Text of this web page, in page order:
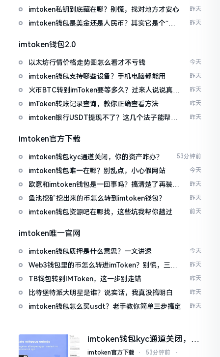
imtoken私钥到底藏在哪？别慌，找对地方才安心 昨天
imtoken钱包是美金还是人民币？其实它是个“多
昨天
imtoken钱包2.0
以太坊行情价格走势图怎么看才不亏钱 今天
imtoken钱包支持哪些设备？手机电脑都能用 昨天
火币BTC转到imToken要等多久？过来人说说真实
情况
昨天
imToken转账记录查询，教你正确查看方法 昨天
imtoken银行USDT提现不了？这几个法子能帮你
昨天
imtoken官方下载
imtoken钱包kyc通道关闭，你的资产咋办？ 53分钟前
imtoken钱包唯一在哪？别乱点，小心假网站 今天
欧意和imtoken钱包是一回事吗？搞清楚了再装钱
包
昨天
鱼池挖矿挖出来的币怎么转到imtoken钱包？ 昨天
imtoken钱包资源吧在哪找，这些坑我帮你趟过 前天
imtoken唯一官网
imtoken钱包质押是什么意思？一文讲透 今天
Web3钱包里的币怎么转进imToken？别慌，三步
搞定
昨天
TB钱包转到IMToken，这一步别走错 昨天
比特堡特派大明星是谁？说实话，我真没搞明白 昨天
imtoken钱包怎么买usdt？老手教你简单三步搞定 昨天
imtoken钱包kyc通道关闭，你
的资产咋办？
imtoken官方下载 ⋅ 53分钟前
⋅